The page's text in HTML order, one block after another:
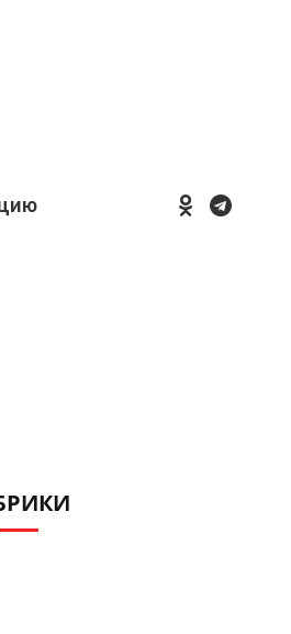
YouTubeVKontakte
LinkedIn
Flickr